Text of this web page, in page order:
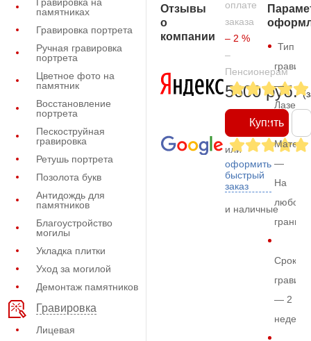
памятниках
Гравировка портрета
Ручная гравировка
портрета
Цветное фото на
памятник
Восстановление
портрета
Пескоструйная
гравировка
Ретушь портрета
Позолота букв
Антидождь для
памятников
Благоустройство
могилы
Укладка плитки
Уход за могилой
Демонтаж памятников
Гравировка
Лицевая
Отзывы
о
компании
оплате
заказа
– 2 %
–
Пенсионерам
5600 руб.
Купить
или
оформить
быстрый
заказ
и наличные
Тип
—
—
На
любом
граните
Срок
— 2
недели